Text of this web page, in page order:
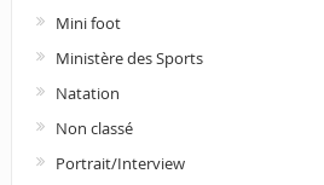
Mini foot
Ministère des Sports
Natation
Non classé
Portrait/Interview